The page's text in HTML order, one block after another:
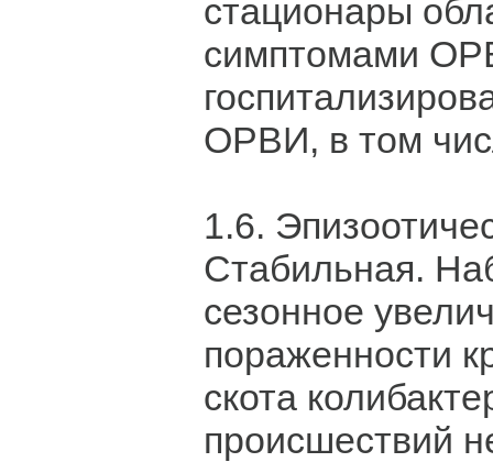
стационары
симптомами
ОРВИ, в том
1.6.
Стабильная.
сезонное
пораженности
скота
происшествий